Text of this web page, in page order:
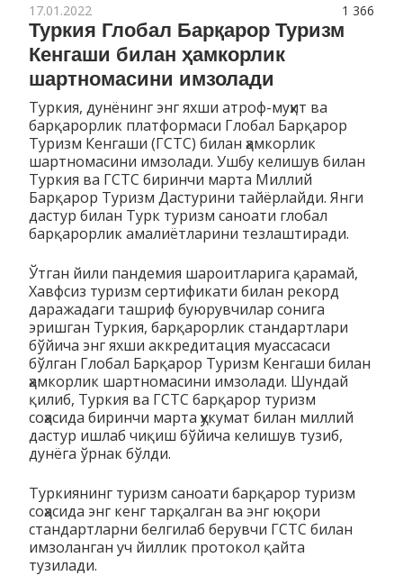
1 366
17.01.2022
Туркия Глобал Барқарор Туризм
Кенгаши билан ҳамкорлик
шартномасини имзолади
Туркия, дунёнинг энг яхши атроф-муҳит ва
барқарорлик платформаси Глобал Барқарор
Туризм Кенгаши (ГСТС) билан ҳамкорлик
шартномасини имзолади. Ушбу келишув билан
Туркия ва ГСТС биринчи марта Миллий
Барқарор Туризм Дастурини тайёрлайди. Янги
дастур билан Турк туризм саноати глобал
барқарорлик амалиётларини тезлаштиради.
Ўтган йили пандемия шароитларига қарамай,
Хавфсиз туризм сертификати билан рекорд
даражадаги ташриф буюрувчилар сонига
эришган Туркия, барқарорлик стандартлари
бўйича энг яхши аккредитация муассасаси
бўлган Глобал Барқарор Туризм Кенгаши билан
ҳамкорлик шартномасини имзолади. Шундай
қилиб, Туркия ва ГСТС барқарор туризм
соҳасида биринчи марта ҳукумат билан миллий
дастур ишлаб чиқиш бўйича келишув тузиб,
дунёга ўрнак бўлди.
Туркиянинг туризм саноати барқарор туризм
соҳасида энг кенг тарқалган ва энг юқори
стандартларни белгилаб берувчи ГСТС билан
имзоланган уч йиллик протокол қайта
тузилади.